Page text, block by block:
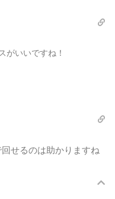
がいいですね！
せるのは助かりますね